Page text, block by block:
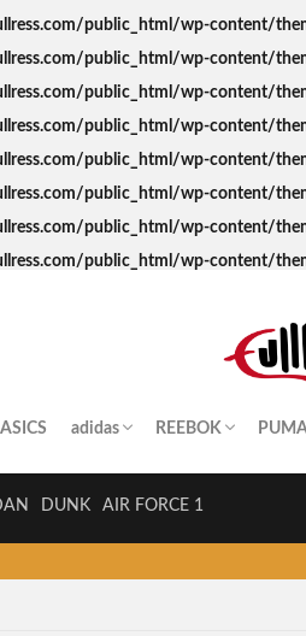
public_html/wp-content/
public_html/wp-content/
public_html/wp-content/
public_html/wp-content/
public_html/wp-content/
public_html/wp-content/
public_html/wp-content/
public_html/wp-content/
ASICS adidas REEBOK
DUNK AIR FORCE 1
スニ